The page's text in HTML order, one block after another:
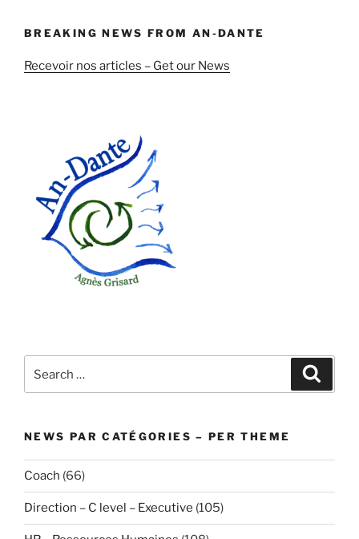
BREAKING NEWS FROM AN-DANTE
Recevoir nos articles – Get our News
for:
NEWS PAR CATÉGORIES – PER THEME
Coach (66)
Direction – C level – Executive (105)